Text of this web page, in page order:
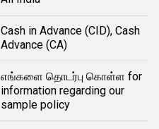
Cash in Advance (CID), Cash
Advance (CA)
எங்களை தொடர்பு கொள்ள for
information regarding our
sample policy